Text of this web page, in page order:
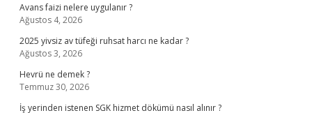
Avans faizi nelere uygulanır ?
Ağustos 4, 2026
2025 yivsiz av tüfeği ruhsat harcı ne kadar ?
Ağustos 3, 2026
Hevrü ne demek ?
Temmuz 30, 2026
İş yerinden istenen SGK hizmet dökümü nasıl alınır ?